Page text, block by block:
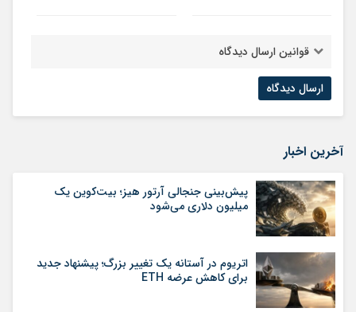
قوانین ارسال دیدگاه
آخرین اخبار
پیش‌بینی جنجالی آرتور هیز؛ بیت‌کوین یک
میلیون دلاری می‌شود
اتریوم در آستانه یک تغییر بزرگ؛ پیشنهاد جدید
برای کاهش عرضه ETH